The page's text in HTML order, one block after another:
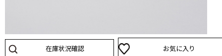
在庫状況確認 お気に入り